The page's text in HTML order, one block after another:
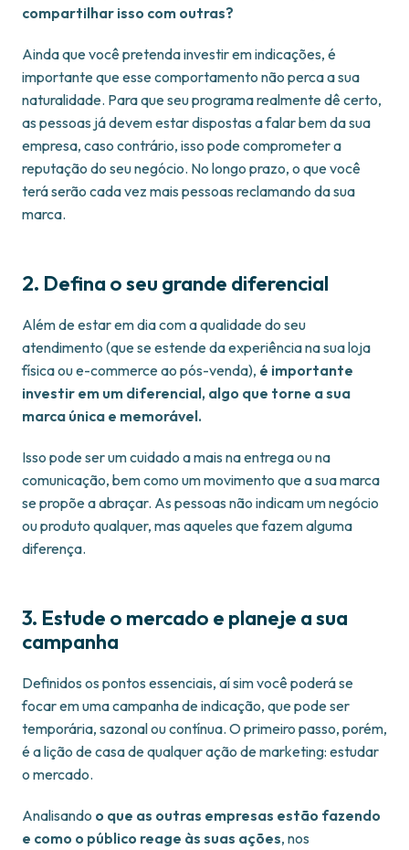
compartilhar isso com outras?
Ainda que você pretenda investir em indicações, é
importante que esse comportamento não perca a sua
naturalidade. Para que seu programa realmente dê certo,
as pessoas já devem estar dispostas a falar bem da sua
empresa, caso contrário, isso pode comprometer a
reputação do seu negócio. No longo prazo, o que você
terá serão cada vez mais pessoas reclamando da sua
marca.
2. Defina o seu grande diferencial
Além de estar em dia com a qualidade do seu
atendimento (que se estende da experiência na sua loja
física ou e-commerce ao pós-venda), é importante
investir em um diferencial, algo que torne a sua
marca única e memorável.
Isso pode ser um cuidado a mais na entrega ou na
comunicação, bem como um movimento que a sua marca
se propõe a abraçar. As pessoas não indicam um negócio
ou produto qualquer, mas aqueles que fazem alguma
diferença.
3. Estude o mercado e planeje a sua
campanha
Definidos os pontos essenciais, aí sim você poderá se
focar em uma campanha de indicação, que pode ser
temporária, sazonal ou contínua. O primeiro passo, porém,
é a lição de casa de qualquer ação de marketing: estudar
o mercado.
Analisando o que as outras empresas estão fazendo
e como o público reage às suas ações, nos